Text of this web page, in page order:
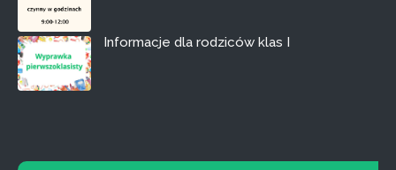
Informacje dla rodziców klas I